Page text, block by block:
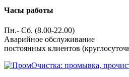
Часы работы
Пн.- Сб. (8.00-22.00)
Аварийное обслуживание
постоянных клиентов